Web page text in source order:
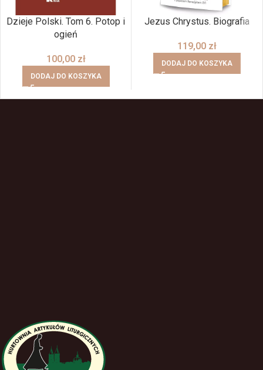
Dzieje Polski. Tom 6. Potop i
ogień
100,00 zł
DODAJ DO KOSZYKA
Jezus Chrystus. Biografia
119,00 zł
DODAJ DO KOSZYKA